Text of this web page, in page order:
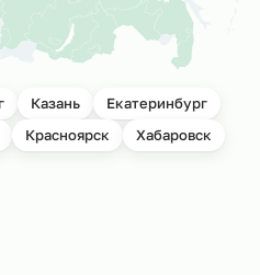
Казань
Екатеринбург
Красноярск
Хабаровск